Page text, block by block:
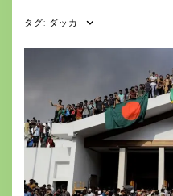
タグ: ダッカ